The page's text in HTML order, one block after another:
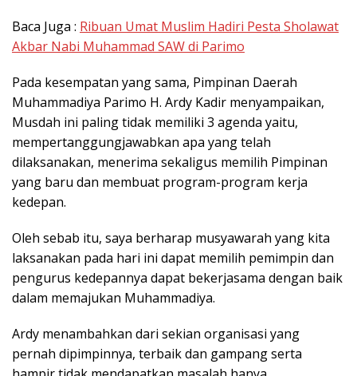
Baca Juga : Ribuan Umat Muslim Hadiri Pesta Sholawat
Akbar Nabi Muhammad SAW di Parimo
Pada kesempatan yang sama, Pimpinan Daerah
Muhammadiya Parimo H. Ardy Kadir menyampaikan,
Musdah ini paling tidak memiliki 3 agenda yaitu,
mempertanggungjawabkan apa yang telah
dilaksanakan, menerima sekaligus memilih Pimpinan
yang baru dan membuat program-program kerja
kedepan.
Oleh sebab itu, saya berharap musyawarah yang kita
laksanakan pada hari ini dapat memilih pemimpin dan
pengurus kedepannya dapat bekerjasama dengan baik
dalam memajukan Muhammadiya.
Ardy menambahkan dari sekian organisasi yang
pernah dipimpinnya, terbaik dan gampang serta